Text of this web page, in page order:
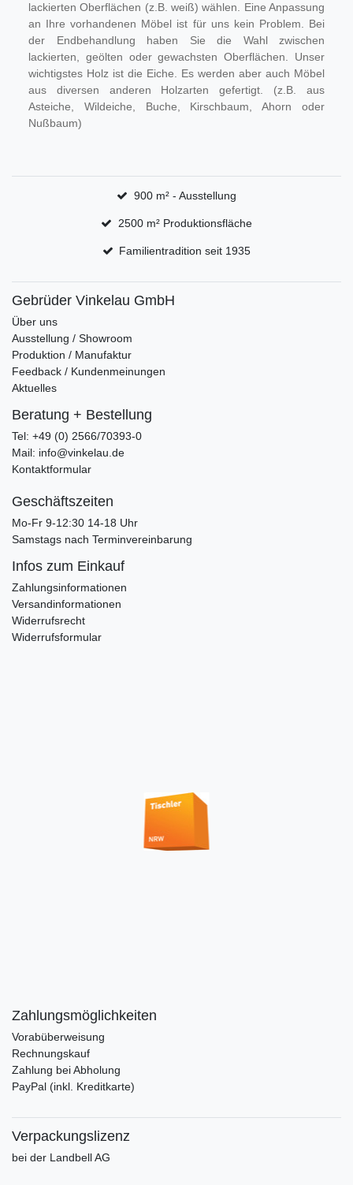
lackierten Oberflächen (z.B. weiß) wählen. Eine Anpassung
an Ihre vorhandenen Möbel ist für uns kein Problem. Bei
der Endbehandlung haben Sie die Wahl zwischen
lackierten, geölten oder gewachsten Oberflächen. Unser
wichtigstes Holz ist die Eiche. Es werden aber auch Möbel
aus diversen anderen Holzarten gefertigt. (z.B. aus
Asteiche, Wildeiche, Buche, Kirschbaum, Ahorn oder
Nußbaum)
900 m² - Ausstellung
2500 m² Produktionsfläche
Familientradition seit 1935
Gebrüder Vinkelau GmbH
Über uns
Ausstellung / Showroom
Produktion / Manufaktur
Feedback / Kundenmeinungen
Aktuelles
Beratung + Bestellung
Tel: +49 (0) 2566/70393-0
Mail: info@vinkelau.de
Kontaktformular
Geschäftszeiten
Mo-Fr 9-12:30 14-18 Uhr
Samstags nach Terminvereinbarung
Infos zum Einkauf
Zahlungsinformationen
Versandinformationen
Widerrufsrecht
Widerrufsformular
Zahlungsmöglichkeiten
Vorabüberweisung
Rechnungskauf
Zahlung bei Abholung
PayPal (inkl. Kreditkarte)
Verpackungslizenz
bei der Landbell AG